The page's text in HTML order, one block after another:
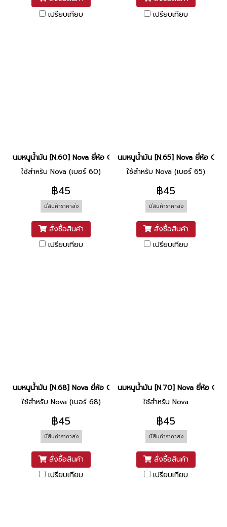
เปรียบเทียบ
เปรียบเทียบ
นมหนูน้ำมัน [N.60] Nova ยี่ห้อ CCD
ใช้สำหรับ Nova (เบอร์ 60)
฿45
มีสินค้าราคาส่ง
สั่งซื้อสินค้า
เปรียบเทียบ
นมหนูน้ำมัน [N.65] Nova ยี่ห้อ CCD
ใช้สำหรับ Nova (เบอร์ 65)
฿45
มีสินค้าราคาส่ง
สั่งซื้อสินค้า
เปรียบเทียบ
นมหนูน้ำมัน [N.68] Nova ยี่ห้อ CCD
ใช้สำหรับ Nova (เบอร์ 68)
฿45
มีสินค้าราคาส่ง
สั่งซื้อสินค้า
เปรียบเทียบ
นมหนูน้ำมัน [N.70] Nova ยี่ห้อ CCD
ใช้สำหรับ Nova
฿45
มีสินค้าราคาส่ง
สั่งซื้อสินค้า
เปรียบเทียบ